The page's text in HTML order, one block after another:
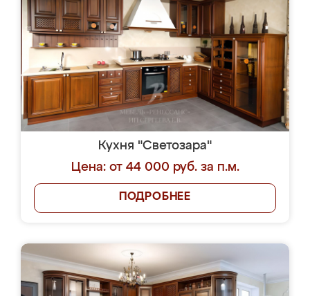
Кухня "Светозара"
Цена: от 44 000 руб. за п.м.
ПОДРОБНЕЕ